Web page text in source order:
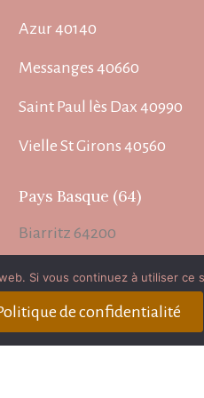
Azur 40140
Messanges 40660
Saint Paul lès Dax 40990
Vielle St Girons 40560
Pays Basque (64)
Biarritz 64200
Bayonne 64100
Anglet 64600
Si vous continuez à utiliser
de confidentialité